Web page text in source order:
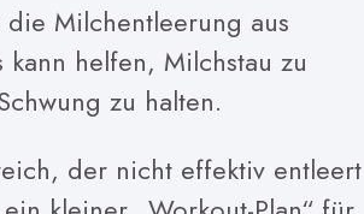
Milchentleerung aus
helfen, Milchstau zu
zu halten.
der nicht effektiv entleert